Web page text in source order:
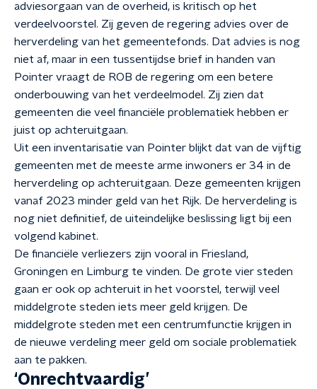
adviesorgaan van de overheid, is kritisch op het
verdeelvoorstel. Zij geven de regering advies over de
herverdeling van het gemeentefonds. Dat advies is nog
niet af, maar in een tussentijdse brief in handen van
Pointer vraagt de ROB de regering om een betere
onderbouwing van het verdeelmodel. Zij zien dat
gemeenten die veel financiële problematiek hebben er
juist op achteruitgaan.
Uit een inventarisatie van Pointer blijkt dat van de vijftig
gemeenten met de meeste arme inwoners er 34 in de
herverdeling op achteruitgaan. Deze gemeenten krijgen
vanaf 2023 minder geld van het Rijk. De herverdeling is
nog niet definitief, de uiteindelijke beslissing ligt bij een
volgend kabinet.
De financiële verliezers zijn vooral in Friesland,
Groningen en Limburg te vinden. De grote vier steden
gaan er ook op achteruit in het voorstel, terwijl veel
middelgrote steden iets meer geld krijgen. De
middelgrote steden met een centrumfunctie krijgen in
de nieuwe verdeling meer geld om sociale problematiek
aan te pakken.
‘Onrechtvaardig’